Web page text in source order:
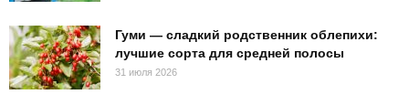
Гуми — сладкий родственник облепихи:
лучшие сорта для средней полосы
31 июля 2026